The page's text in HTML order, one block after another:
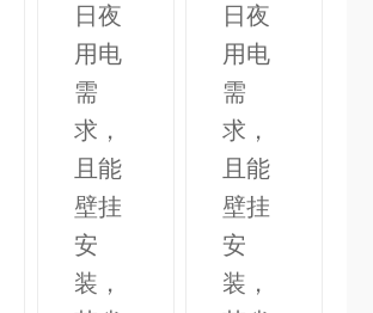
日夜
用电
需
求，
且能
壁挂
安
装，
日夜
用电
需
求，
且能
壁挂
安
装，